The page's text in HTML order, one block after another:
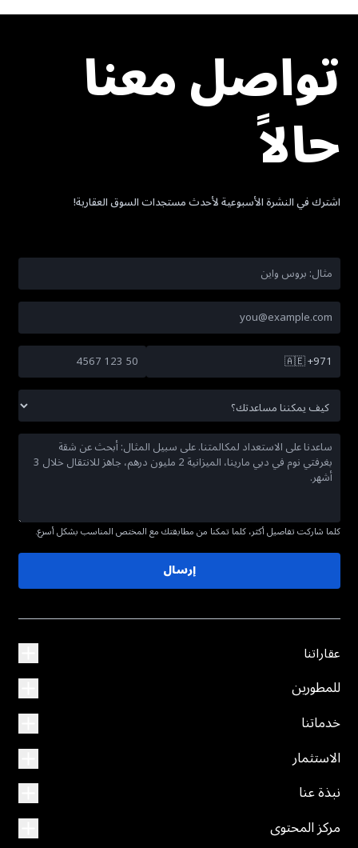
تواصل معنا
حالاً
اشترك في النشرة الأسبوعية لأحدث مستجدات السوق العقارية!
🇦🇪+971
كلما شاركت تفاصيل أكثر، كلما تمكنا من مطابقتك مع المختص المناسب بشكل أسرع.
إرسال
عقاراتنا
للمطورين
خدماتنا
الاستثمار
نبذة عنا
مركز المحتوى